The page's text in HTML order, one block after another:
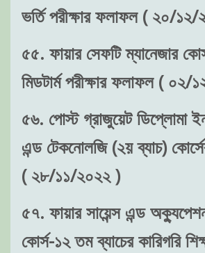
ভর্তি পরীক্ষার ফলাফল ( ২০/
৫৫. ফায়ার সেফটি ম্যানেজার
মিডটার্ম পরীক্ষার ফলাফল (
৫৬. পোস্ট গ্রাজুয়েট ডিপ্লোমা ইন
এন্ড টেকনোলজি (২য় ব্যাচ)
( ২৮/১১/২০২২ )
৫৭. ফায়ার সায়েন্স এন্ড
কোর্স-১২ তম ব্যাচের কারিগরি